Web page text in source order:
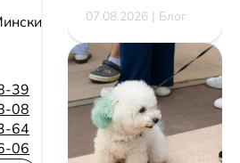
р-н, аг.
39
08
64
06
07.08.2026 | Блог